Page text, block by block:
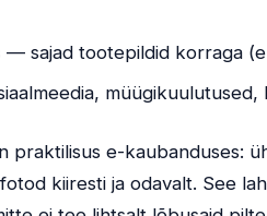
— sajad tootepildid korraga
müügikuulutused,
praktilisus e-kaubanduses:
kiiresti ja odavalt. See